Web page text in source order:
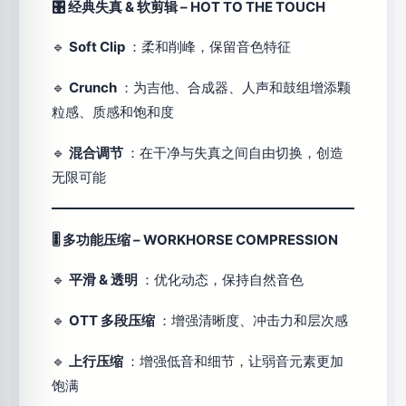
🎛 经典失真 & 软剪辑 – HOT TO THE TOUCH
🔹 Soft Clip ：柔和削峰，保留音色特征
🔹 Crunch ：为吉他、合成器、人声和鼓组增添颗
粒感、质感和饱和度
🔹 混合调节 ：在干净与失真之间自由切换，创造
无限可能
🎚 多功能压缩 – WORKHORSE COMPRESSION
🔹 平滑 & 透明 ：优化动态，保持自然音色
🔹 OTT 多段压缩 ：增强清晰度、冲击力和层次感
🔹 上行压缩 ：增强低音和细节，让弱音元素更加
饱满